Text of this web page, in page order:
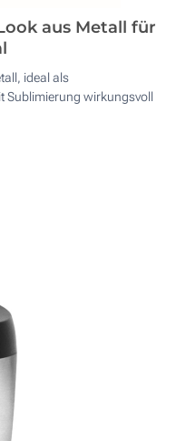
aus Metall für
ideal als
Sublimierung wirkungsvoll